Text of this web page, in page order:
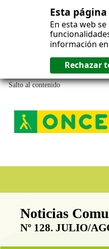
Esta
En esta web
información
Salto al contenido
Boletín
Noticias
Nº 128. JULIO/